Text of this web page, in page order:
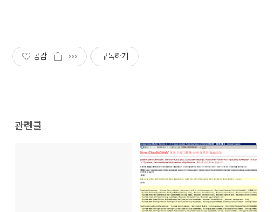
공감 구독하기
관련글